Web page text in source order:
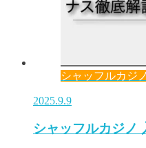
シャッフルカジノ
2025.9.9
シャッフルカジノ